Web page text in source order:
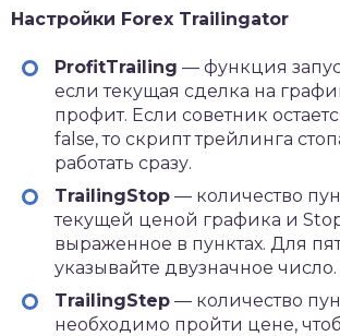
Настройки Forex Trailingator
ProfitTrailing — функция
если текущая сделка на
профит. Если советник
false, то скрипт трейлинга
работать сразу.
TrailingStop — количество
текущей ценой графика и
выраженное в пунктах. Для
указывайте двузначное число.
TrailingStep — количество
необходимо пройти цене,